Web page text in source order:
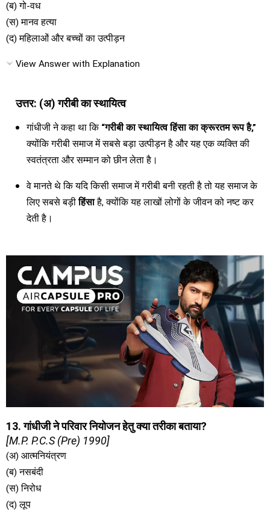
(ब) गो-वध
(स) मानव हत्या
(द) महिलाओं और बच्चों का उत्पीड़न
View Answer with Explanation
उत्तर: (अ) गरीबी का स्थायित्व
गांधीजी ने कहा था कि “गरीबी का स्थायित्व हिंसा का क्रूरतम रूप है,”
क्योंकि गरीबी समाज में सबसे बड़ा उत्पीड़न है और यह एक व्यक्ति की
स्वतंत्रता और सम्मान को छीन लेता है।
वे मानते थे कि यदि किसी समाज में गरीबी बनी रहती है तो यह समाज के
लिए सबसे बड़ीहिंसाहै, क्योंकि यह लाखों लोगों के जीवन को नष्ट कर
देती है।
13. गांधीजी ने परिवार नियोजन हेतु क्या तरीका बताया?
[M.P. P.C.S (Pre) 1990]
(अ) आत्मनियंत्रण
(ब) नसबंदी
(स) निरोध
(द) लूप